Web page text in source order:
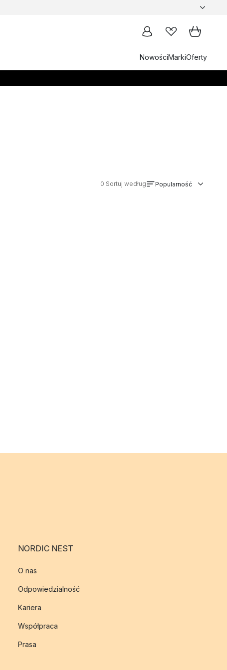
NowościMarkiOferty
0 Sortuj według Popularność
NORDIC NEST
O nas
Odpowiedzialność
Kariera
Współpraca
Prasa